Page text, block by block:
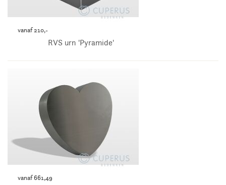
vanaf 210,-
RVS urn 'Pyramide'
vanaf 661,49